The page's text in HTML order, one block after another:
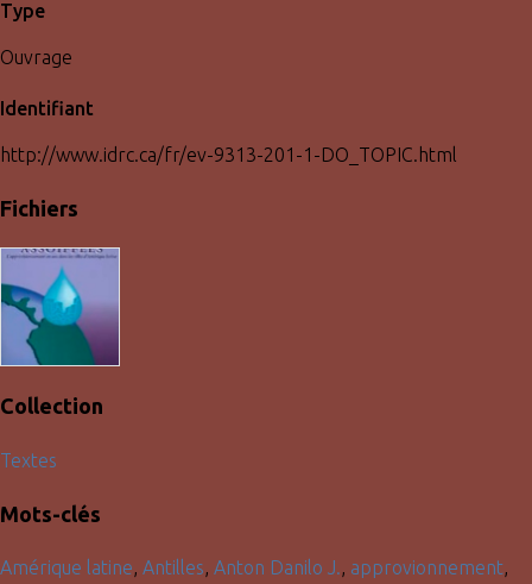
Type
Ouvrage
Identifiant
http://www.idrc.ca/fr/ev-9313-201-1-DO_TOPIC.html
Fichiers
Collection
Textes
Mots-clés
Amérique latine, Antilles, Anton Danilo J., approvionnement,